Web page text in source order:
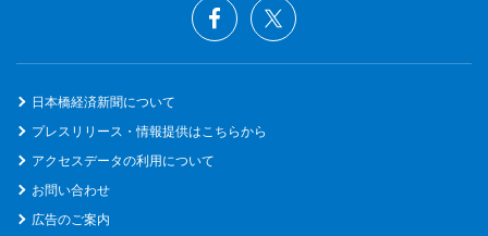
日本橋経済新聞について
プレスリリース・情報提供はこちらから
アクセスデータの利用について
お問い合わせ
広告のご案内